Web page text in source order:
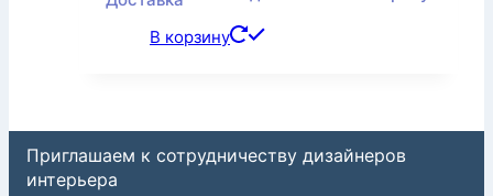
В корзину
Приглашаем к сотрудничеству дизайнеров
интерьера